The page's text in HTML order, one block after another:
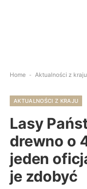
Home - Aktualności z kraju
AKTUALNOŚCI Z KRAJU
Lasy
drewno o
jeden
je zdobyć